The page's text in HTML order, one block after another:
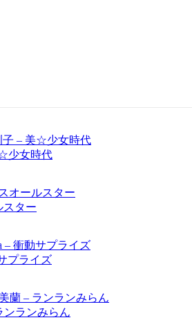
少女時代
スター
プライズ
ンランみらん